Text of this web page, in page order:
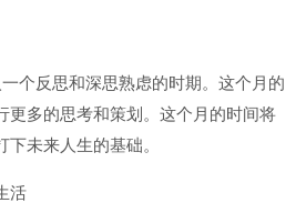
个反思和深思熟虑的时期。这个月的
更多的思考和策划。这个月的时间将
未来人生的基础。
活